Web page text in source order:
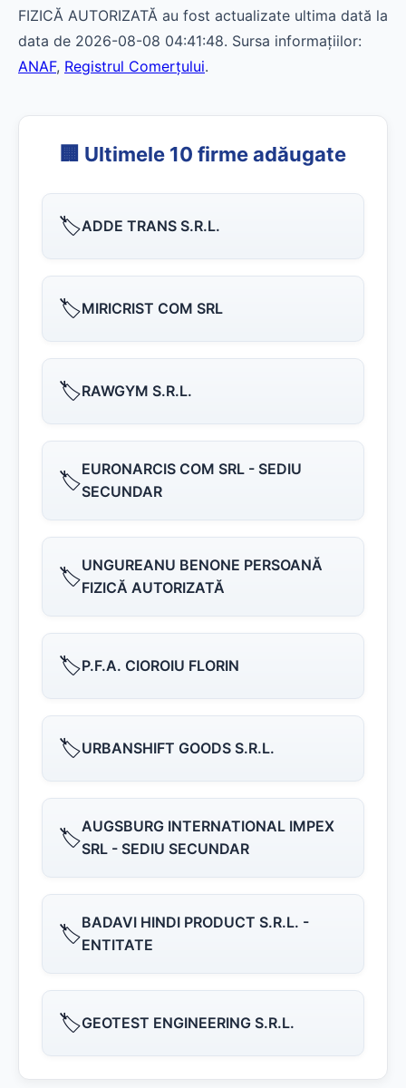
FIZICĂ AUTORIZATĂ au fost actualizate ultima dată la
data de 2026-08-08 04:41:48. Sursa informațiilor:
ANAF, Registrul Comerțului.
🏢 Ultimele 10 firme adăugate
🏷️ADDE TRANS S.R.L.
🏷️MIRICRIST COM SRL
🏷️RAWGYM S.R.L.
🏷️EURONARCIS COM SRL - SEDIU
SECUNDAR
🏷️UNGUREANU BENONE PERSOANĂ
FIZICĂ AUTORIZATĂ
🏷️P.F.A. CIOROIU FLORIN
🏷️URBANSHIFT GOODS S.R.L.
🏷️AUGSBURG INTERNATIONAL IMPEX
SRL - SEDIU SECUNDAR
🏷️BADAVI HINDI PRODUCT S.R.L. -
ENTITATE
🏷️GEOTEST ENGINEERING S.R.L.